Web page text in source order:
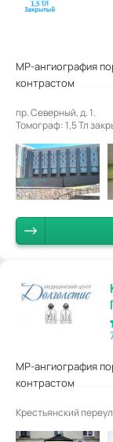
МР-ангиография
контрастом
пр. Северный, д. 1.
Томограф: 1,5 Тл
МР-ангиография
контрастом
Крестьянский